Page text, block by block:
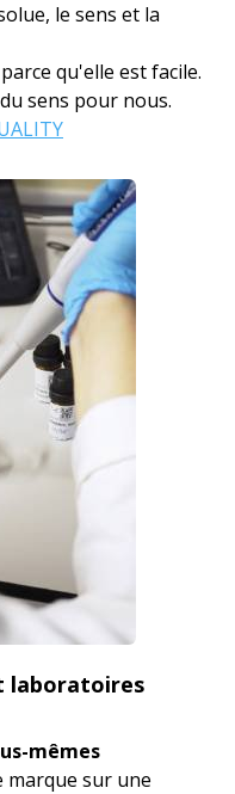
le sens et la
qu'elle est facile.
sens pour nous.
laboratoires
mêmes
marque sur une